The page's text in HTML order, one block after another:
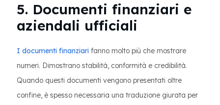
5. Documenti finanziari e
aziendali ufficiali
I documenti finanziari fanno molto più che mostrare
numeri. Dimostrano stabilità, conformità e credibilità.
Quando questi documenti vengono presentati oltre
confine, è spesso necessaria una traduzione giurata per